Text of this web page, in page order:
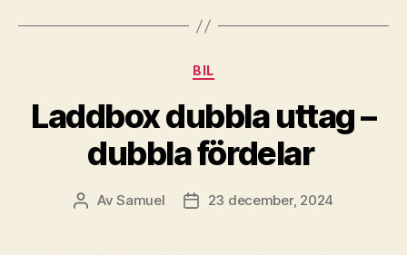
Kategorier
BIL
Laddbox dubbla uttag –
dubbla fördelar
Inläggsförfattare
AvSamuel Inläggsdatum
23 december, 2024